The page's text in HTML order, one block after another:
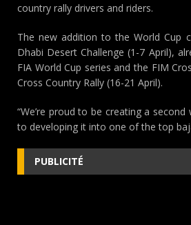
country rally drivers and riders.
The new addition to the World Cup
Dhabi Desert Challenge (1-7 April),
FIA World Cup series and the FIM
Cross Country Rally (16-21 April).
“We’re proud to be creating a
to developing it into one of the top
PUBLICITÉ